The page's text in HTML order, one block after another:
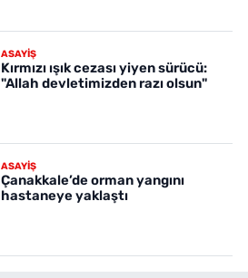
ASAYİŞ
Kırmızı ışık cezası yiyen sürücü:
"Allah devletimizden razı olsun"
ASAYİŞ
Çanakkale’de orman yangını
hastaneye yaklaştı